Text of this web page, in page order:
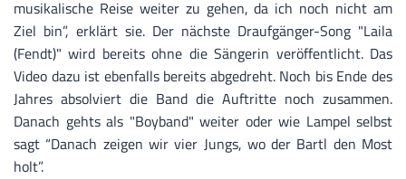
musikalische Reise weiter zu gehen, da ich noch nicht am
Ziel bin”, erklärt sie. Der nächste Draufgänger-Song "Laila
(Fendt)" wird bereits ohne die Sängerin veröffentlicht. Das
Video dazu ist ebenfalls bereits abgedreht. Noch bis Ende des
Jahres absolviert die Band die Auftritte noch zusammen.
Danach gehts als "Boyband" weiter oder wie Lampel selbst
sagt “Danach zeigen wir vier Jungs, wo der Bartl den Most
holt”.